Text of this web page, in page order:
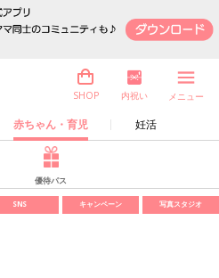
赤ちゃん・育児 妊活
SHOP 内祝い メニュー
優待パス
SNS キャンペーン 写真スタジオ